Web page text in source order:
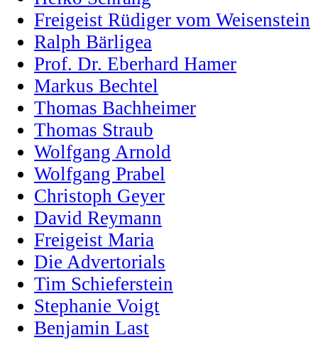
Freigeist Rüdiger vom Weisenstein
Ralph Bärligea
Prof. Dr. Eberhard Hamer
Markus Bechtel
Thomas Bachheimer
Thomas Straub
Wolfgang Arnold
Wolfgang Prabel
Christoph Geyer
David Reymann
Freigeist Maria
Die Advertorials
Tim Schieferstein
Stephanie Voigt
Benjamin Last